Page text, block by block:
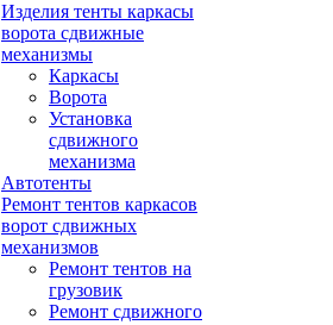
Изделия тенты каркасы
ворота сдвижные
механизмы
Каркасы
Ворота
Установка
сдвижного
механизма
Автотенты
Ремонт тентов каркасов
ворот сдвижных
механизмов
Ремонт тентов на
грузовик
Ремонт сдвижного